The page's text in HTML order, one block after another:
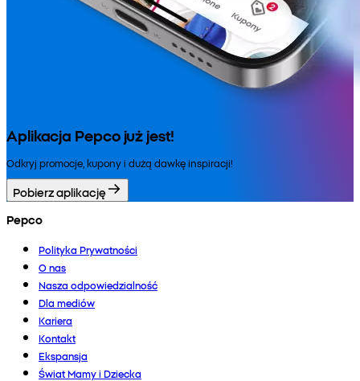
Aplikacja Pepco już jest!
Odkryj promocje, kupony i dużą dawkę inspiracji!
Pobierz aplikację
Pepco
Polityka Prywatności
O nas
Nasza odpowiedzialność
Dla mediów
Kariera
Kontakt
Ekspansja
Świat Mamy i Dziecka